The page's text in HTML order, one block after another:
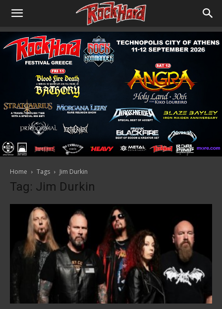
Home Tags Jim Durkin
Tag: Jim Durkin